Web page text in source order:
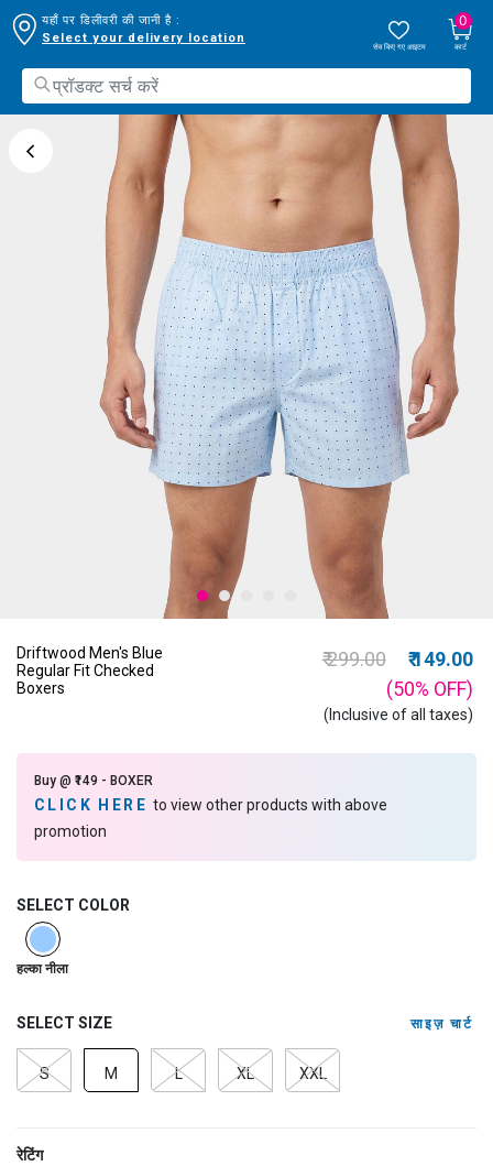
यहाँ पर डिलीवरी की जानी है :
Select your delivery location
सेव किए गए आइटम
0
कार्ट
Driftwood Men's Blue
Regular Fit Checked
Boxers
Price reduced from
₹ 299.00to
₹ 149.00
(50% OFF)
(Inclusive of all taxes)
Buy @ ₹149 - BOXER
CLICK HEREto view other products with above
promotion
SELECT COLOR
selected
हल्का नीला
SELECT SIZE साइज़ चार्ट
S M L XL XXL
रेटिंग